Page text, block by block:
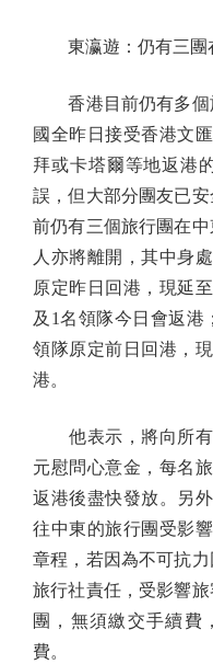
東瀛遊：仍有三團
香港目前仍有多個
國全昨日接受香港文
拜或卡塔爾等地返港
誤，但大部分團友已
前仍有三個旅行團在
人亦將離開，其中身
原定昨日回港，現延
及1名領隊今日會返港
領隊原定前日回港，
港。
他表示，將向所有
元慰問心意金，每名
返港後盡快發放。另
往中東的旅行團受影
章程，若因為不可抗
旅行社責任，受影響
團，無須繳交手續費
費。